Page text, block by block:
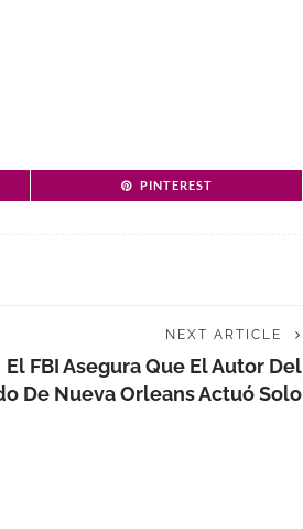
PINTEREST
NEXT ARTICLE
El FBI Asegura Que El Autor Del
De Nueva Orleans Actuó Solo